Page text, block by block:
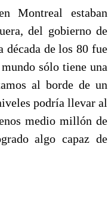
Montreal estaban
del gobierno de
década de los 80 fue
sólo tiene una
al borde de un
podría llevar al
medio millón de
algo capaz de